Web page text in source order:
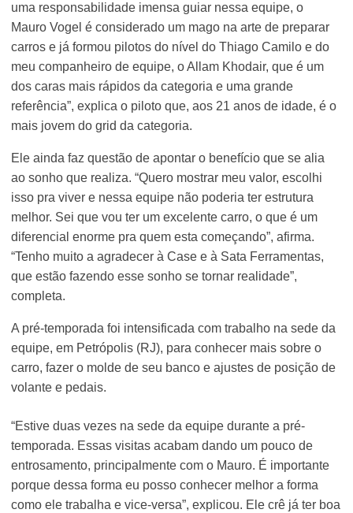
uma responsabilidade imensa guiar nessa equipe, o
Mauro Vogel é considerado um mago na arte de preparar
carros e já formou pilotos do nível do Thiago Camilo e do
meu companheiro de equipe, o Allam Khodair, que é um
dos caras mais rápidos da categoria e uma grande
referência”, explica o piloto que, aos 21 anos de idade, é o
mais jovem do grid da categoria.
Ele ainda faz questão de apontar o benefício que se alia
ao sonho que realiza. “Quero mostrar meu valor, escolhi
isso pra viver e nessa equipe não poderia ter estrutura
melhor. Sei que vou ter um excelente carro, o que é um
diferencial enorme pra quem esta começando”, afirma.
“Tenho muito a agradecer à Case e à Sata Ferramentas,
que estão fazendo esse sonho se tornar realidade”,
completa.
A pré-temporada foi intensificada com trabalho na sede da
equipe, em Petrópolis (RJ), para conhecer mais sobre o
carro, fazer o molde de seu banco e ajustes de posição de
volante e pedais.
“Estive duas vezes na sede da equipe durante a pré-
temporada. Essas visitas acabam dando um pouco de
entrosamento, principalmente com o Mauro. É importante
porque dessa forma eu posso conhecer melhor a forma
como ele trabalha e vice-versa”, explicou. Ele crê já ter boa